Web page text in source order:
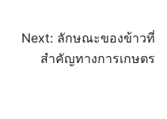
Next: ลักษณะของข้าวที่
สำคัญทางการเกษตร